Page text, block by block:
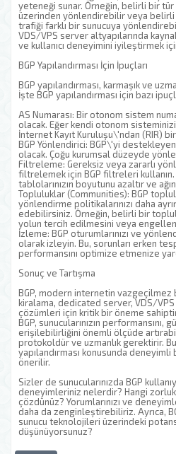
yeteneği sunar. Örneğin, belirli bir
üzerinden yönlendirebilir veya
trafiği farklı bir sunucuya
VDS/VPS server altyapılarında
ve kullanıcı deneyimini iyileştirmek
BGP Yapılandırması İçin İpuçları
BGP yapılandırması, karmaşık ve
İşte BGP yapılandırması için bazı
AS Numarası: Bir otonom sistem
olacak. Eğer kendi otonom
İnternet Kayıt Kuruluşu\'ndan (RIR)
BGP Yönlendirici: BGP\'yi
olacak. Çoğu kurumsal düzeyde
Filtreleme: Gereksiz veya zararlı
filtrelemek için BGP filtreleri
tablolarınızın boyutunu azaltır ve
Topluluklar (Communities): BGP
yönlendirme politikalarınızı daha
edebilirsiniz. Örneğin, belirli bir
yolun tercih edilmesini veya
İzleme: BGP oturumlarınızı ve
olarak izleyin. Bu, sorunları erken
performansını optimize etmenize
Sonuç ve Tartışma
BGP, modern internetin vazgeçilmez
kiralama, dedicated server, VDS/
çözümleri için kritik bir öneme
BGP, sunucularınızın performansını,
erişilebilirliğini önemli ölçüde
protokoldür ve uzmanlık gerektirir.
yapılandırması konusunda
önerilir.
Sizler de sunucularınızda BGP
deneyimleriniz nelerdir? Hangi
çözdünüz? Yorumlarınızı ve
daha da zenginleştirebiliriz. Ayrıca,
sunucu teknolojileri üzerindeki
düşünüyorsunuz?